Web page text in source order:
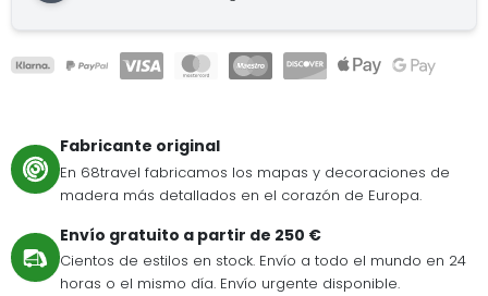
Fabricante original
En 68travel fabricamos los mapas y decoraciones de
madera más detallados en el corazón de Europa.
Envío gratuito a partir de 250 €
Cientos de estilos en stock. Envío a todo el mundo en 24
horas o el mismo día. Envío urgente disponible.